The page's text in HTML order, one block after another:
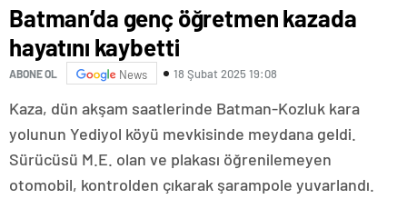
Batman’da genç öğretmen kazada
hayatını kaybetti
ABONE OL News 18 Şubat 2025 19:08
Kaza, dün akşam saatlerinde Batman-Kozluk kara
yolunun Yediyol köyü mevkisinde meydana geldi.
Sürücüsü M.E. olan ve plakası öğrenilemeyen
otomobil, kontrolden çıkarak şarampole yuvarlandı.